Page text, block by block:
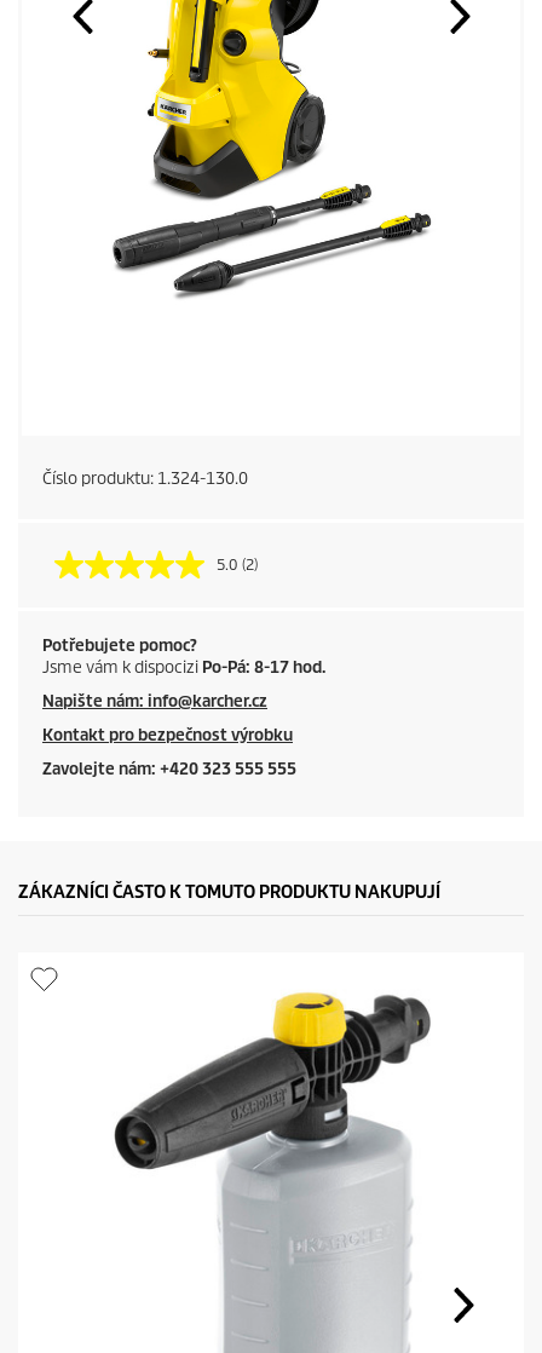
Číslo produktu: 1.324-130.0
5.0 (2)
Potřebujete pomoc?
Jsme vám k dispocizi Po-Pá: 8-17 hod.
Napište nám: info@karcher.cz
Kontakt pro bezpečnost výrobku
Zavolejte nám: +420 323 555 555
ZÁKAZNÍCI ČASTO K TOMUTO PRODUKTU NAKUPUJÍ